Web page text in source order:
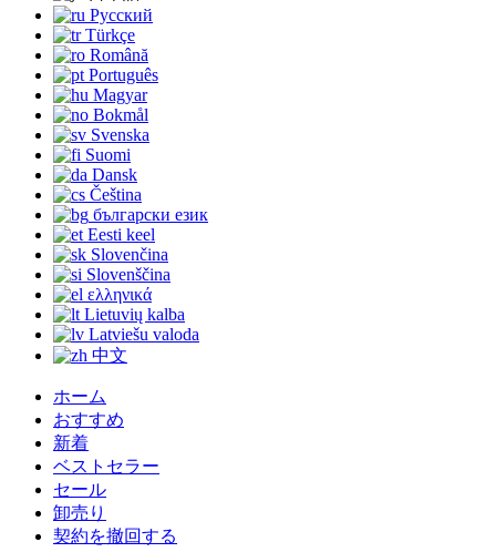
Русский
Türkçe
Română
Português
Magyar
Bokmål
Svenska
Suomi
Dansk
Čeština
български език
Eesti keel
Slovenčina
Slovenščina
ελληνικά
Lietuvių kalba
Latviešu valoda
中文
ホーム
おすすめ
新着
ベストセラー
セール
卸売り
契約を撤回する